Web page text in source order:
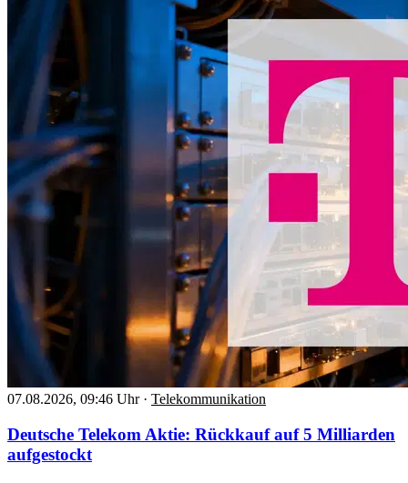
07.08.2026, 09:46 Uhr · Telekommunikation
Deutsche Telekom Aktie: Rückkauf auf 5 Milliarden
aufgestockt